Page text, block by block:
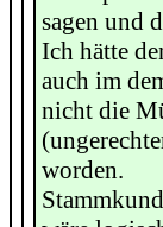
sagen und
Ich hätte
auch im
nicht die
worden.